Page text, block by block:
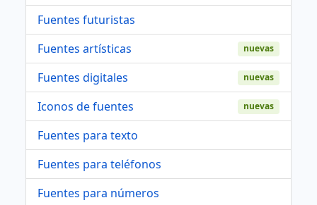
Fuentes futuristas
Fuentes artísticas
nuevas
Fuentes digitales nuevas
Iconos de fuentes nuevas
Fuentes para texto
Fuentes para teléfonos
Fuentes para números